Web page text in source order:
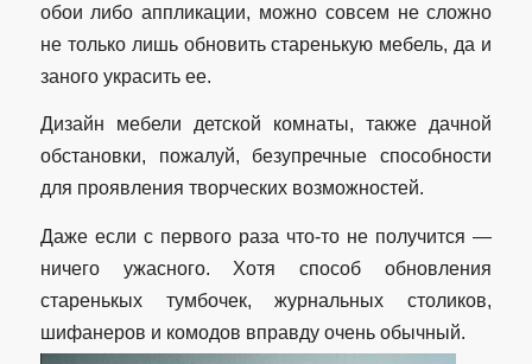
обои либо аппликации, можно совсем не сложно
не только лишь обновить старенькую мебель, да и
заного украсить ее.
Дизайн мебели детской комнаты, также дачной
обстановки, пожалуй, безупречные способности
для проявления творческих возможностей.
Даже если с первого раза что-то не получится —
ничего ужасного. Хотя способ обновления
старенькых тумбочек, журнальных столиков,
шифанеров и комодов вправду очень обычный.